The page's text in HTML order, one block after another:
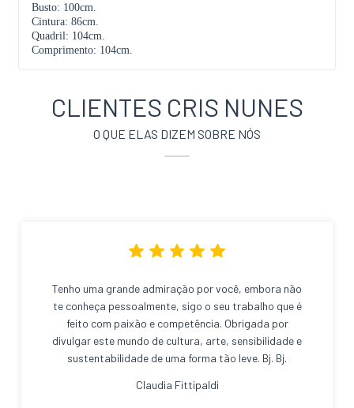
Busto: 100cm.
Cintura: 86cm.
Quadril: 104cm.
Comprimento: 104cm.
CLIENTES CRIS NUNES
O QUE ELAS DIZEM SOBRE NÓS
Tenho uma grande admiração por você, embora não
te conheça pessoalmente, sigo o seu trabalho que é
feito com paixão e competência. Obrigada por
divulgar este mundo de cultura, arte, sensibilidade e
sustentabilidade de uma forma tão leve. Bj. Bj.
Claudia Fittipaldi